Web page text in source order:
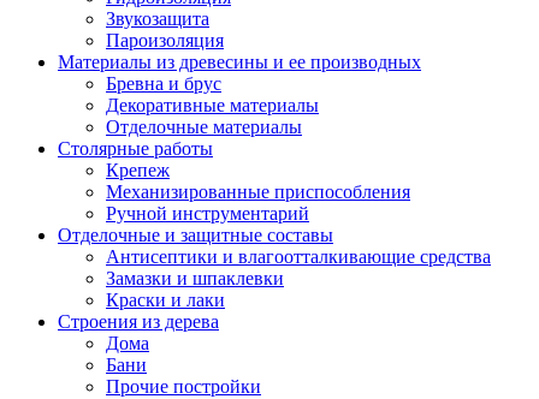
Звукозащита
Пароизоляция
Материалы из древесины и ее производных
Бревна и брус
Декоративные материалы
Отделочные материалы
Столярные работы
Крепеж
Механизированные приспособления
Ручной инструментарий
Отделочные и защитные составы
Антисептики и влагоотталкивающие средства
Замазки и шпаклевки
Краски и лаки
Строения из дерева
Дома
Бани
Прочие постройки